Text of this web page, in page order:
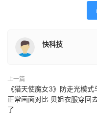
快科技
上一篇
《猎天使魔女3》防走光模式
正常画面对比 贝姐衣服穿回
了